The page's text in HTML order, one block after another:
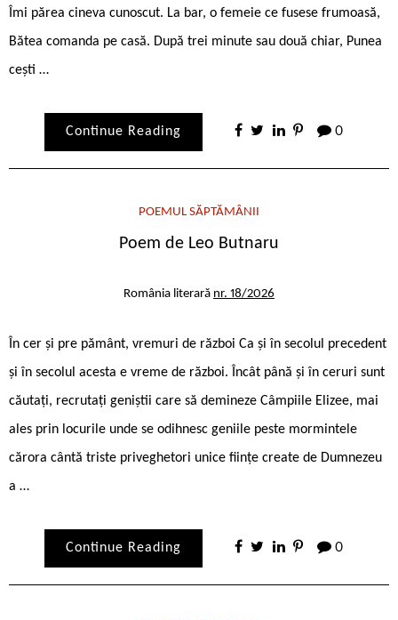
Îmi părea cineva cunoscut. La bar, o femeie ce fusese frumoasă,
Bătea comanda pe casă. După trei minute sau două chiar, Punea
cești …
Continue Reading 0
POEMUL SĂPTĂMÂNII
Poem de Leo Butnaru
România literară nr. 18/2026
În cer și pre pământ, vremuri de război Ca și în secolul precedent
și în secolul acesta e vreme de război. Încât până și în ceruri sunt
căutați, recrutați geniștii care să demineze Câmpiile Elizee, mai
ales prin locurile unde se odihnesc geniile peste mormintele
cărora cântă triste priveghetori unice ființe create de Dumnezeu
a …
Continue Reading 0